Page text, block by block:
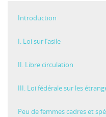
Introduction
I. Loi sur l’asile
II. Libre circulation
III. Loi fédérale sur les
Peu de femmes cadres et